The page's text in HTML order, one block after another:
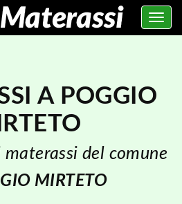
Toggle
A POGGIO
del comune
MIRTETO